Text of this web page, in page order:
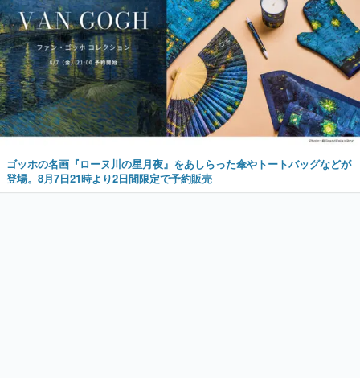
ゴッホの名画『ローヌ川の星月夜』をあしらった傘やトートバッグなどが
登場。8月7日21時より2日間限定で予約販売